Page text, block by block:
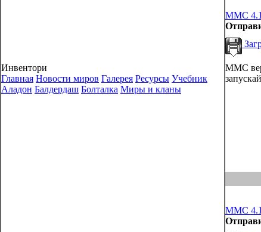
Инвентори
Главная Новости миров Галерея Ресурсы Учебник
Аладон Балдердаш Болталка Миры и кланы
MMC 4.1
MMC
MMC